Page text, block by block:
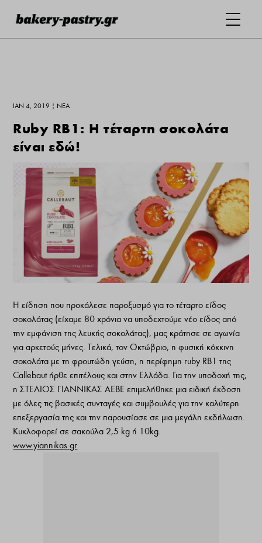
ΙΑΝ 4, 2019 | ΝΕΑ
Ruby RB1: H τέταρτη σοκολάτα
είναι εδώ!
Η είδηση που προκάλεσε παροξυσμό για το τέταρτο είδος
σοκολάτας (είχαμε 80 χρόνια να υποδεχτούμε νέο είδος από
την εμφάνιση της λευκής σοκολάτας), μας κράτησε σε αγωνία
για αρκετούς μήνες. Τελικά, τον Οκτώβριο, η φυσική κόκκινη
σοκολάτα με τη φρουτώδη γεύση, η περίφημη ruby RB1 της
Callebaut ήρθε επιτέλους και στην Ελλάδα. Για την υποδοχή της,
η ΣΤΕΛΙΟΣ ΓΙΑΝΝΙΚΑΣ ΑΕΒΕ επιμελήθηκε μια ειδική έκδοση
με όλες τις βασικές συνταγές και συμβουλές για την καλύτερη
επεξεργασία της και την παρουσίασε σε μια μεγάλη εκδήλωση.
Κυκλοφορεί σε σακούλα 2,5 kg ή 10kg.
www.yiannikas.gr